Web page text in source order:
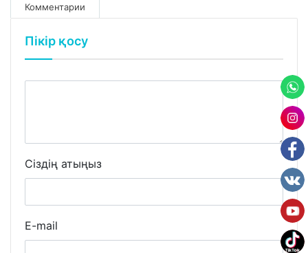
Комментарии
Пікір қосу
Сіздің атыңыз
E-mail